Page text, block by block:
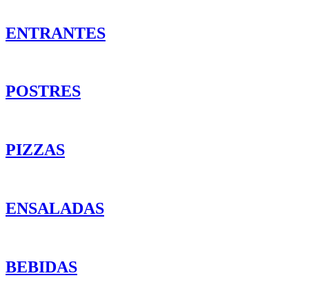
ENTRANTES
POSTRES
PIZZAS
ENSALADAS
BEBIDAS